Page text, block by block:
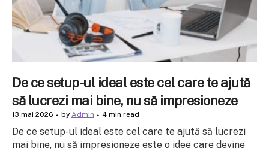
De ce setup-ul ideal este cel care te ajută
să lucrezi mai bine, nu să impresioneze
13 mai 2026 by Admin 4 min read
De ce setup-ul ideal este cel care te ajută să lucrezi
mai bine, nu să impresioneze este o idee care devine